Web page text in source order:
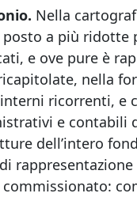
Nella
a più ridotte
e ove pure è
nella
ricorrenti, e
e contabili
dell’intero